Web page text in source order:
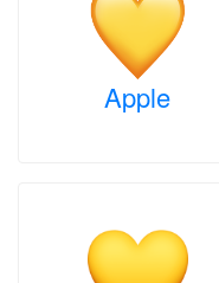
Apple